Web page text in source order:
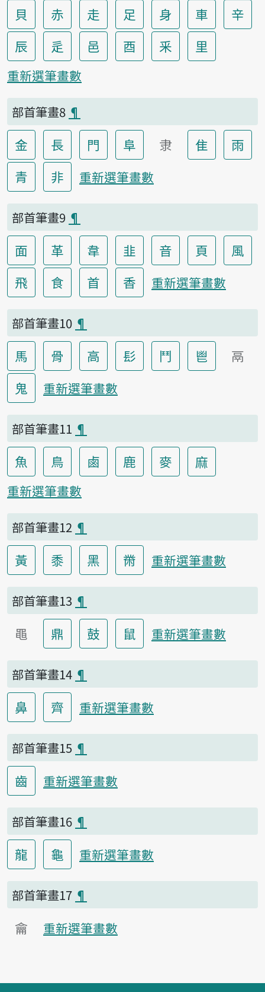
貝
赤 走 足 身 車
辛
辰
辵 邑 酉 釆 里
重新選筆畫數
部首筆畫8 ¶
金 長 門 阜 隶 隹
雨
青
非 重新選筆畫數
部首筆畫9 ¶
面 革 韋 韭 音 頁
風
飛
食 首 香 重新選筆畫數
部首筆畫10 ¶
馬 骨 高 髟 鬥 鬯
鬲
鬼
重新選筆畫數
部首筆畫11 ¶
魚 鳥 鹵 鹿 麥 麻
重新選筆畫數
部首筆畫12 ¶
黃 黍 黑 黹 重新選筆畫數
部首筆畫13 ¶
黽 鼎 鼓 鼠 重新選筆畫數
部首筆畫14 ¶
鼻 齊 重新選筆畫數
部首筆畫15 ¶
齒 重新選筆畫數
部首筆畫16 ¶
龍 龜 重新選筆畫數
部首筆畫17 ¶
龠 重新選筆畫數